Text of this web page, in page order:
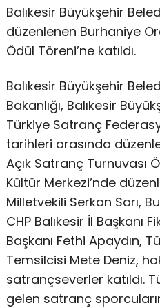
Balıkesir Büyükşehir
düzenlenen Burhaniye
Ödül Töreni’ne katıldı.
Balıkesir Büyükşehir
Bakanlığı, Balıkesir
Türkiye Satranç
tarihleri arasında
Açık Satranç Turnuvası
Kültür Merkezi’nde
Milletvekili Serkan Sarı,
CHP Balıkesir İl
Başkanı Fethi Apaydın,
Temsilcisi Mete Deniz,
satrançseverler katıldı.
gelen satranç